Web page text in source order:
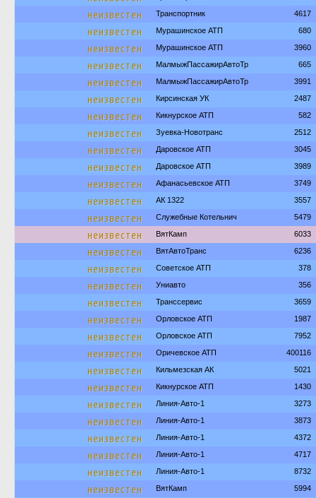
неизвестен Транспортник 4617
неизвестен Мурашинское АТП 680
неизвестен Мурашинское АТП 3960
неизвестен МалмыжПассажирАвтоТр 665
неизвестен МалмыжПассажирАвтоТр 3991
неизвестен Кирсинская УК 2487
неизвестен Кикнурское АТП 582
неизвестен Зуевка-Новотранс 2512
неизвестен Даровское АТП 3045
неизвестен Даровское АТП 3989
неизвестен Афанасьевское АТП 3749
неизвестен АК 1322 3557
неизвестен Служебные Котельнич 5479
неизвестен ВятКамп 6033
неизвестен ВятАвтоТранс 6236
неизвестен Советское АТП 378
неизвестен Униавто 356
неизвестен Транссервис 3659
неизвестен Орловское АТП 1987
неизвестен Орловское АТП 7952
неизвестен Оричевское АТП 400116
неизвестен Кильмезская АК 5021
неизвестен Кикнурское АТП 1430
неизвестен Линия-Авто-1 3273
неизвестен Линия-Авто-1 3873
неизвестен Линия-Авто-1 4372
неизвестен Линия-Авто-1 4717
неизвестен Линия-Авто-1 8732
неизвестен ВятКамп 5994